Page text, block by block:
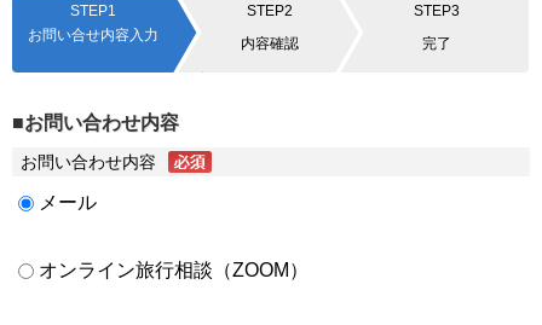
STEP1
お問い合せ内容入力
STEP2
内容確認
STEP3
完了
■お問い合わせ内容
お問い合わせ内容
メール
オンライン旅行相談（ZOOM）